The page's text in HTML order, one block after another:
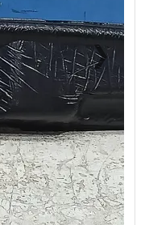
❯
Next